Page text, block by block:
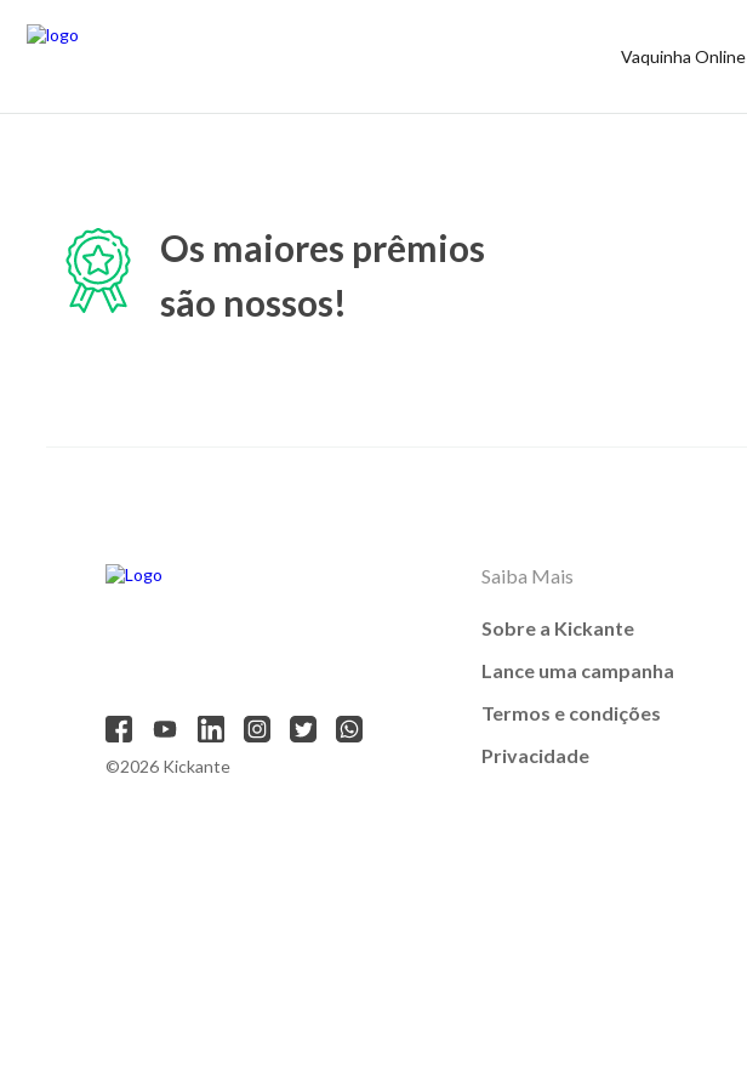
Vaquinha Online
Os maiores prêmios
são nossos!
©2026 Kickante
Saiba Mais
Sobre a Kickante
Lance uma campanha
Termos e condições
Privacidade